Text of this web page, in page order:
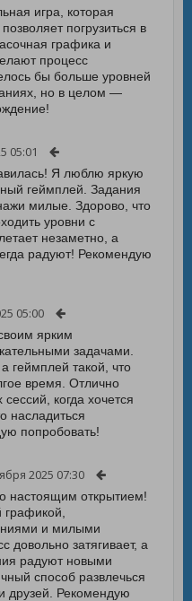
игра, которая
погрузиться в
графика и
процесс
бы больше уровней
но в целом —
05:01
Я люблю яркую
геймплей. Задания
милые. Здорово, что
уровни с
незаметно, а
радуют! Рекомендую
05:00
ярким
задачами.
геймплей такой, что
время. Отлично
когда хочется
насладиться
попробовать!
2025 07:30
настоящим открытием!
и милыми
довольно затягивает, а
радуют новыми
способ развлечься
друзей. Рекомендую